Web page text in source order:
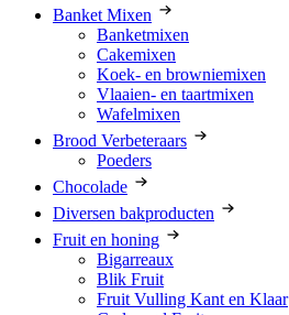
Banket Mixen
Banketmixen
Cakemixen
Koek- en browniemixen
Vlaaien- en taartmixen
Wafelmixen
Brood Verbeteraars
Poeders
Chocolade
Diversen bakproducten
Fruit en honing
Bigarreaux
Blik Fruit
Fruit Vulling Kant en Klaar